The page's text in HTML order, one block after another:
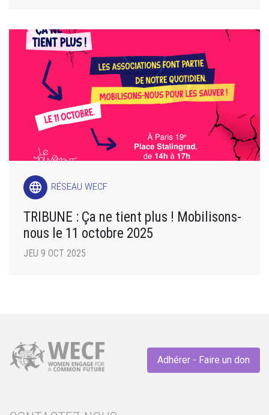
language RÉSEAU WECF
TRIBUNE : Ça ne tient plus ! Mobilisons-
nous le 11 octobre 2025
JEU 9 OCT 2025
Adhérer - Faire un don